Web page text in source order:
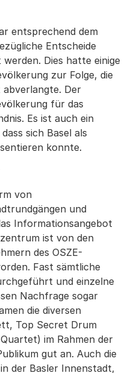
entsprechend dem
Entscheide
Dies hatte einige
zur Folge, die
Der
für das
Es ist auch ein
sich Basel als
konnte.
von
und
Informationsangebot
ist von den
des OSZE-
Fast sämtliche
und einzelne
Nachfrage sogar
die diversen
Top Secret Drum
im Rahmen der
gut an. Auch die
der Basler Innenstadt,